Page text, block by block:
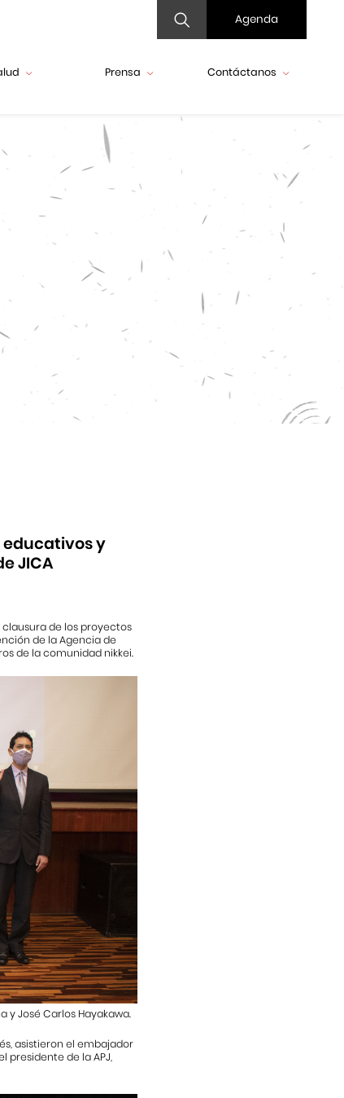
Agenda
Prensa Contáctanos
educativos y
JICA
clausura de los proyectos
de la Agencia de
de la comunidad nikkei.
y José Carlos Hayakawa.
asistieron el embajador
presidente de la APJ,